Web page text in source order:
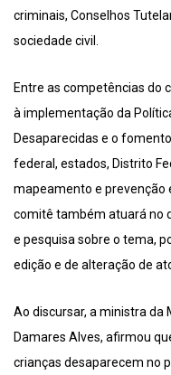
criminais, Conselhos
sociedade civil.
Entre as competências do
à implementação da
Desaparecidas e o
federal, estados, Distrito
mapeamento e prevenção
comitê também atuará no
e pesquisa sobre o tema,
edição e de alteração de
Ao discursar, a ministra da
Damares Alves, afirmou
crianças desaparecem no